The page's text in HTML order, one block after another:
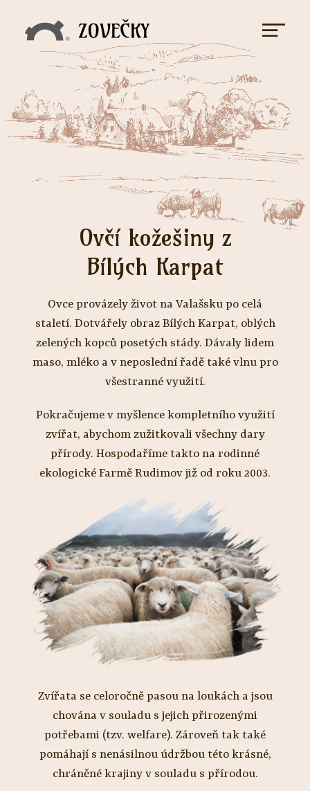
Ovčí kožešiny z
Bílých Karpat
Ovce provázely život na Valašsku po celá
staletí. Dotvářely obraz Bílých Karpat, oblých
zelených kopců posetých stády. Dávaly lidem
maso, mléko a v neposlední řadě také vlnu pro
všestranné využití.
Pokračujeme v myšlence kompletního využití
zvířat, abychom zužitkovali všechny dary
přírody. Hospodaříme takto na rodinné
ekologické Farmě Rudimov již od roku 2003.
Zvířata se celoročně pasou na loukách a jsou
chována v souladu s jejich přirozenými
potřebami (tzv. welfare). Zároveň tak také
pomáhají s nenásilnou údržbou této krásné,
chráněné krajiny v souladu s přírodou.